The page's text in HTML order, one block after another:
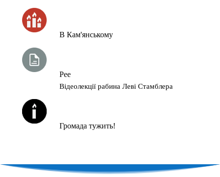
В Кам'янському
Рее
Відеолекції рабина Леві Стамблера
Громада тужить!